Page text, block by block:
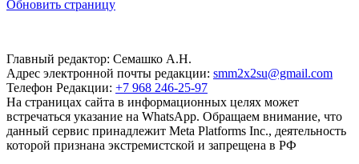
Обновить страницу
Главный редактор: Семашко А.Н.
Адрес электронной почты редакции: smm2x2su@gmail.com
Телефон Редакции: +7 968 246-25-97
На страницах сайта в информационных целях может
встречаться указание на WhatsApp. Обращаем внимание, что
данный сервис принадлежит Meta Platforms Inc., деятельность
которой признана экстремистской и запрещена в РФ